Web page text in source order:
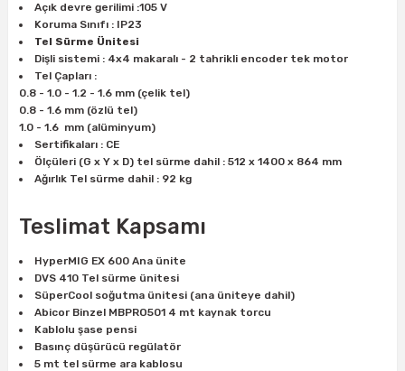
Açık devre gerilimi :105 V
Koruma Sınıfı : IP23
Tel Sürme Ünitesi
Dişli sistemi : 4x4 makaralı - 2 tahrikli encoder tek motor
Tel Çapları :
0.8 - 1.0 - 1.2 - 1.6 mm (çelik tel)
0.8 - 1.6 mm (özlü tel)
1.0 - 1.6 mm (alüminyum)
Sertifikaları : CE
Ölçüleri (G x Y x D) tel sürme dahil : 512 x 1400 x 864 mm
Ağırlık Tel sürme dahil : 92 kg
Teslimat Kapsamı
HyperMIG EX 600 Ana ünite
DVS 410 Tel sürme ünitesi
SüperCool soğutma ünitesi (ana üniteye dahil)
Abicor Binzel MBPRO501 4 mt kaynak torcu
Kablolu şase pensi
Basınç düşürücü regülatör
5 mt tel sürme ara kablosu